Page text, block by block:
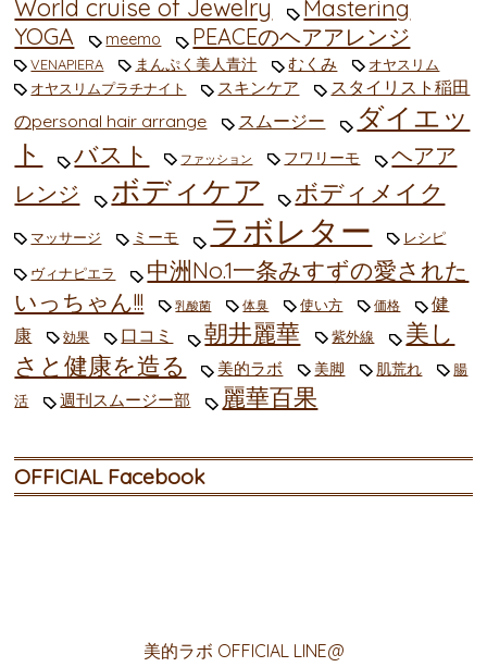
World cruise of Jewelry
Mastering
YOGA
meemo PEACEのヘアアレンジ
VENAPIERA まんぷく美人青汁 むくみ
オヤスリム
オヤスリムプラチナイト
スキンケア
スタイリスト稲田
のpersonal hair arrange
スムージー
ダイエッ
ト
バスト ファッション フワリーモ
ヘアア
レンジ
ボディケア ボディメイク
マッサージ ミーモ ラボレター レシピ
ヴィナピエラ
中洲No.1一条みすずの愛された
いっちゃん!!!
乳酸菌 体臭 使い方 価格
健
康
効果 口コミ 朝井麗華 紫外線
美し
さと健康を造る
美的ラボ 美脚 肌荒れ
腸
活
週刊スムージー部 麗華百果
OFFICIAL Facebook
美的ラボ OFFICIAL LINE@